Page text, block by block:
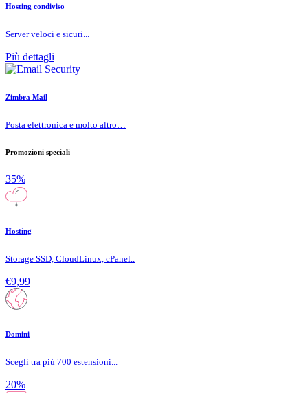
Hosting condiviso
Server veloci e sicuri...
Più dettagli
Zimbra Mail
Posta elettronica e molto altro…
Promozioni speciali
35%
Hosting
Storage SSD, CloudLinux, cPanel..
€9,99
Domini
Scegli tra più 700 estensioni...
20%